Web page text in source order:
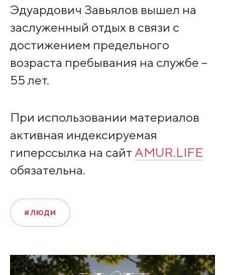
Эдуардович Завьялов вышел на
заслуженный отдых в связи с
достижением предельного
возраста пребывания на службе –
55 лет.
При использовании материалов
активная индексируемая
гиперссылка на сайт AMUR.LIFE
обязательна.
#ЛЮДИ